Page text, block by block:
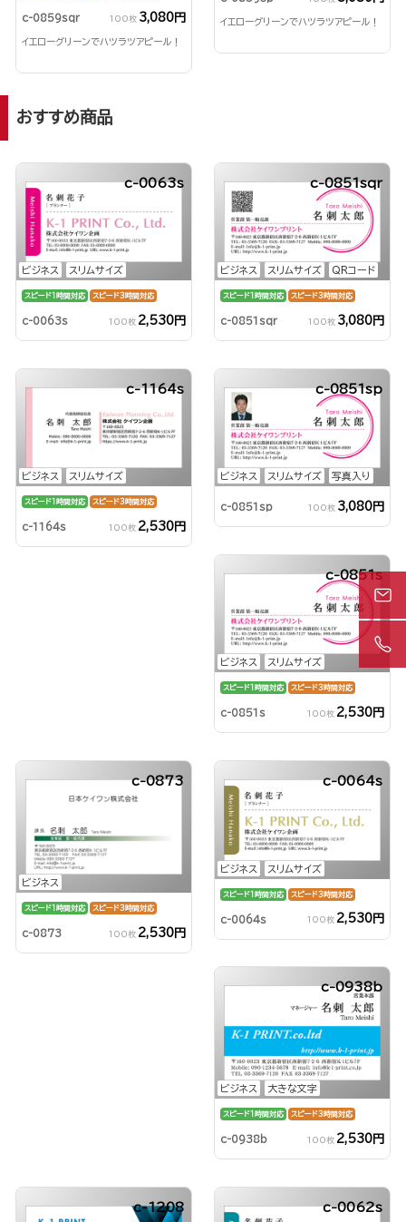
c-0859sqr 100枚 3,080円
イエローグリーンでハツラツアピール！
イエローグリーンでハツラツアピール！
おすすめ商品
ビジネス スリムサイズ
c-0063s
スピード1時間対応 スピード3時間対応
c-0063s 100枚 2,530円
ビジネス スリムサイズ QRコード
c-0851sqr
スピード1時間対応 スピード3時間対応
c-0851sqr 100枚 3,080円
ビジネス スリムサイズ
c-1164s
スピード1時間対応 スピード3時間対応
c-1164s 100枚 2,530円
ビジネス スリムサイズ 写真入り
c-0851sp
c-0851sp 100枚 3,080円
ビジネス スリムサイズ
c-0851s
スピード1時間対応 スピード3時間対応
c-0851s 100枚 2,530円
ビジネス
c-0873
スピード1時間対応 スピード3時間対応
c-0873 100枚 2,530円
ビジネス スリムサイズ
c-0064s
スピード1時間対応 スピード3時間対応
c-0064s 100枚 2,530円
ビジネス 大きな文字
c-0938b
スピード1時間対応 スピード3時間対応
c-0938b 100枚 2,530円
c-1208 c-0062s